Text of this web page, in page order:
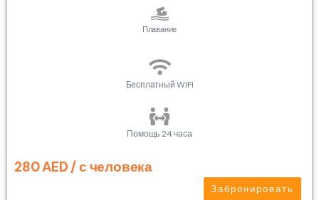
Плавание
Бесплатный WIFI
Помощь 24 часа
280 AED / с человека
Забронировать